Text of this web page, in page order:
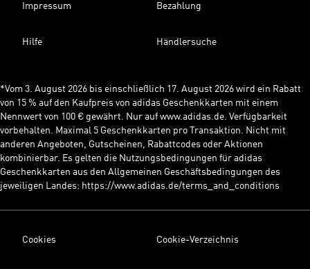
Impressum Bezahlung
Hilfe Händlersuche
*Vom 3. August 2026 bis einschließlich 17. August 2026 wird ein Rabatt
von 15 % auf den Kaufpreis von adidas Geschenkkarten mit einem
Nennwert von 100 € gewährt. Nur auf www.adidas.de. Verfügbarkeit
vorbehalten. Maximal 5 Geschenkkarten pro Transaktion. Nicht mit
anderen Angeboten, Gutscheinen, Rabattcodes oder Aktionen
kombinierbar. Es gelten die Nutzungsbedingungen für adidas
Geschenkkarten aus den Allgemeinen Geschäftsbedingungen des
jeweiligen Landes: https://www.adidas.de/terms_and_conditions
Cookies Cookie-Verzeichnis